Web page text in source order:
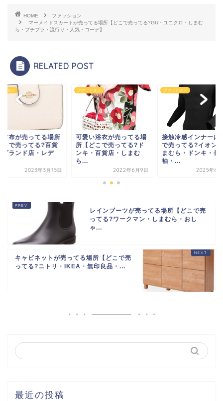
HOME
ファッション
マーメイドスカートが売ってる場所【どこで売ってる?GU・ユニクロ・しまむ
ら・プチプラ・流行り・人気・コーデ】
RELATED POST
ション
い浴衣が売ってる場
どこで売ってる?ド
・百貨店・しまむ
2022年6月9日
ファッション
接触冷感インナーはどこ
で売ってる?イオン・し
まむら・ドンキ・長
袖・...
2025年6月29日
ファッション
高級財布が売ってる
【どこで売ってる?
店・ブランド店・レ
ィ...
2023年3
レインブーツが売ってる場所【どこで売
ってる?ワークマン・しまむら・おし
ゃ...
キャビネットが売ってる場所【どこで売
ってる?ニトリ・IKEA・無印良品・...
最近の投稿